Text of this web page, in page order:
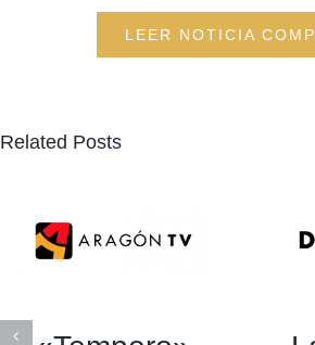
LEER NOTICIA
Related Posts